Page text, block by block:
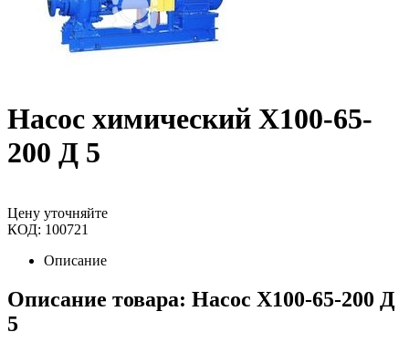
Насос химический Х100-65-
200 Д 5
Цену уточняйте
КОД: 100721
Описание
Описание товара: Насос Х100-65-200 Д
5